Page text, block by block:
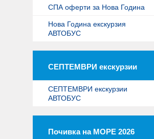
СПА оферти за Нова Година
Нова Година екскурзия
АВТОБУС
СЕПТЕМВРИ екскурзии
СЕПТЕМВРИ екскурзии
АВТОБУС
Почивка на МОРЕ 2026